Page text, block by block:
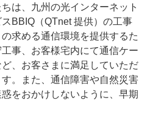
は、九州の光インターネット
BBIQ（QTnet 提供）の工事
求める通信環境を提供するた
事、お客様宅内にて通信ケー
、お客さまに満足していただ
。また、通信障害や自然災害
をおかけしないように、早期